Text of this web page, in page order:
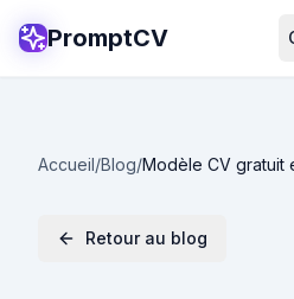
PromptCV
Accueil/Blog/Modèle CV gratuit
Retour au blog